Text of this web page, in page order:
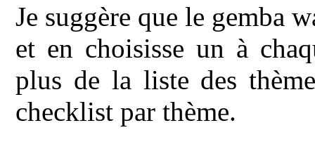
Je suggère que le gemba
et en choisisse un à
plus de la liste des
checklist par thème.